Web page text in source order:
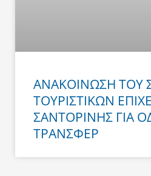
ΑΝΑΚΟΙΝΩΣΗ ΤΟΥ
ΤΟΥΡΙΣΤΙΚΩΝ
ΣΑΝΤΟΡΙΝΗΣ ΓΙΑ
ΤΡΑΝΣΦΕΡ